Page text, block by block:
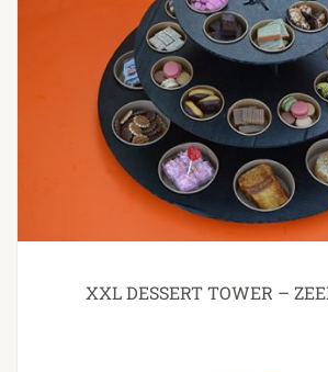
XXL DESSERT TOWER –